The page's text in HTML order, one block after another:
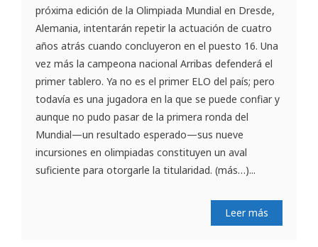
próxima edición de la Olimpiada Mundial en Dresde,
Alemania, intentarán repetir la actuación de cuatro
años atrás cuando concluyeron en el puesto 16. Una
vez más la campeona nacional Arribas defenderá el
primer tablero. Ya no es el primer ELO del país; pero
todavía es una jugadora en la que se puede confiar y
aunque no pudo pasar de la primera ronda del
Mundial—un resultado esperado—sus nueve
incursiones en olimpiadas constituyen un aval
suficiente para otorgarle la titularidad. (más…)...
Leer más